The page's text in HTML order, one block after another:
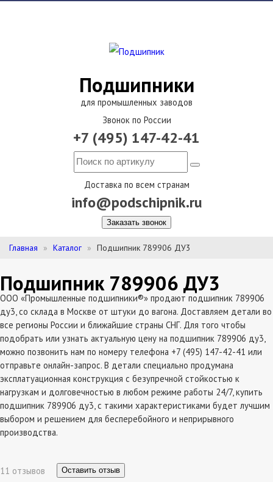
Подшипники
для промышленных заводов
Звонок по России
+7 (495) 147-42-41
Доставка по всем странам
info@podschipnik.ru
Заказать звонок
Главная Каталог Подшипник 789906 ДУ3
Подшипник 789906 ДУ3
ООО «Промышленные подшипники®» продают подшипник 789906
ду3, со склада в Москве от штуки до вагона. Доставляем детали во
все регионы России и ближайшие страны СНГ. Для того чтобы
подобрать или узнать актуальную цену на подшипник 789906 ду3,
можно позвонить нам по номеру телефона +7 (495) 147-42-41 или
отправьте онлайн-запрос. В детали специально продумана
эксплатуационная конструкция с безупречной стойкостью к
нагрузкам и долговечностью в любом режиме работы 24/7, купить
подшипник 789906 ду3, с такими характеристиками будет лучшим
выбором и решением для бесперебойного и неприрывного
производства.
11 отзывов Оставить отзыв